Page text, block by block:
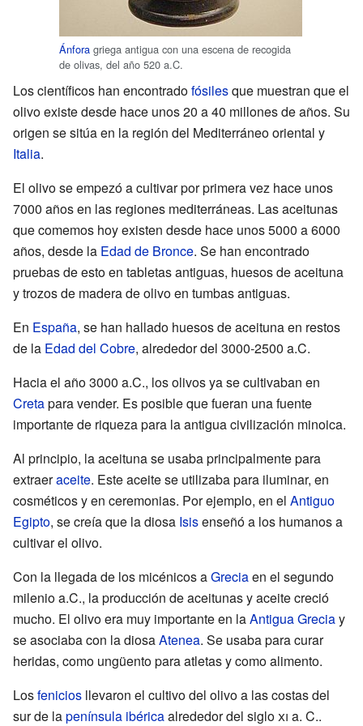
Ánfora griega antigua con una escena de recogida
de olivas, del año 520 a.C.
Los científicos han encontradofósilesque muestran que el
olivo existe desde hace unos 20 a 40 millones de años. Su
origen se sitúa en la región del Mediterráneo oriental y
Italia.
El olivo se empezó a cultivar por primera vez hace unos
7000 años en las regiones mediterráneas. Las aceitunas
que comemos hoy existen desde hace unos 5000 a 6000
años, desde la Edad de Bronce. Se han encontrado
pruebas de esto en tabletas antiguas, huesos de aceituna
y trozos de madera de olivo en tumbas antiguas.
En España, se han hallado huesos de aceituna en restos
de la Edad del Cobre, alrededor del 3000-2500 a.C.
Hacia el año 3000 a.C., los olivos ya se cultivaban en
Cretapara vender. Es posible que fueran una fuente
importante de riqueza para la antigua civilización minoica.
Al principio, la aceituna se usaba principalmente para
extraeraceite. Este aceite se utilizaba para iluminar, en
cosméticos y en ceremonias. Por ejemplo, en el Antiguo
Egipto, se creía que la diosa Isisenseñó a los humanos a
cultivar el olivo.
Con la llegada de los micénicos aGreciaen el segundo
milenio a.C., la producción de aceitunas y aceite creció
mucho. El olivo era muy importante en laAntigua Greciay
se asociaba con la diosaAtenea. Se usaba para curar
heridas, como ungüento para atletas y como alimento.
Losfenicios llevaron el cultivo del olivo a las costas del
sur de lapenínsula ibéricaalrededor del sigloxi a. C..